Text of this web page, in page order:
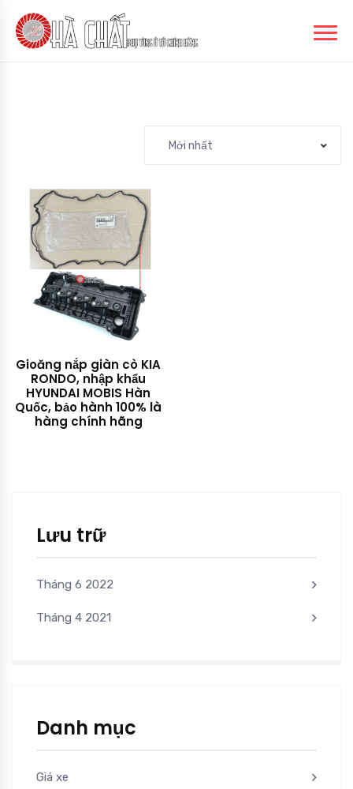
Lưu trữ
Tháng 6 2022
Tháng 4 2021
Danh mục
Giá xe
Mới nhất
Gioăng nắp giàn cò KIA
RONDO, nhập khẩu
HYUNDAI MOBIS Hàn
Quốc, bảo hành 100% là
hàng chính hãng